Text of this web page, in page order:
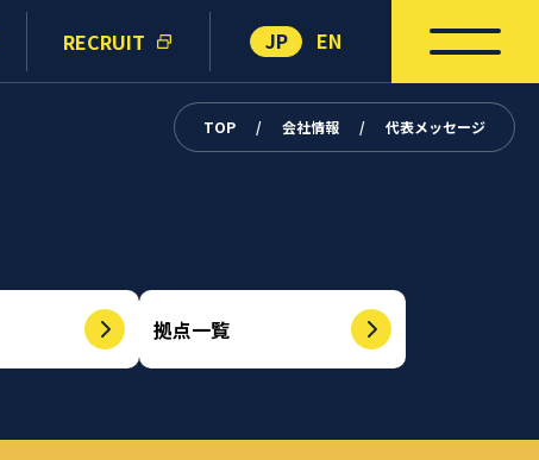
RECRUIT JP EN
TOP / 会社情報 / 代表メッセージ
拠点一覧